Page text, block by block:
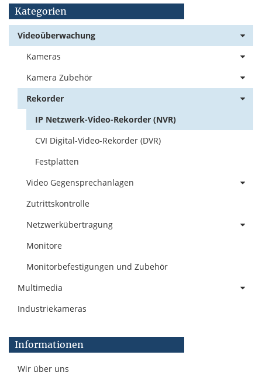
Kategorien
Videoüberwachung
Kameras
Kamera Zubehör
Rekorder
IP Netzwerk-Video-Rekorder (NVR)
CVI Digital-Video-Rekorder (DVR)
Festplatten
Video Gegensprechanlagen
Zutrittskontrolle
Netzwerkübertragung
Monitore
Monitorbefestigungen und Zubehör
Multimedia
Industriekameras
Informationen
Wir über uns